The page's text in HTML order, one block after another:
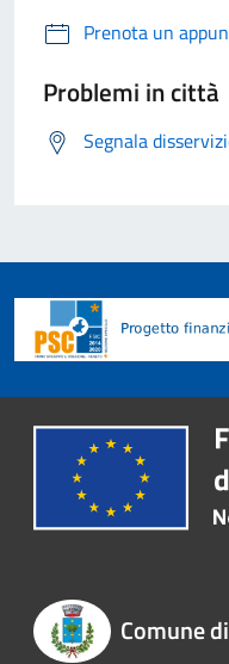
Prenota un
Problemi in città
Segnala
Comune